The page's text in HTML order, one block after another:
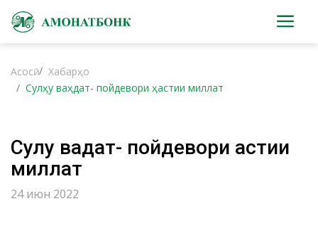
Асосӣ
Хабарҳо
Сулҳу ваҳдат- пойдевори ҳастии миллат
Сулҳу ваҳдат- пойдевори ҳастии
миллат
24 июн 2022